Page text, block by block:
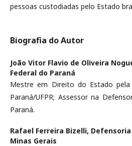
pessoas custodiadas pelo Estado
Biografia do Autor
João Vitor Flavio de Oliveira
Federal do Paraná
Mestre em Direito do Estado pela
Paraná/UFPR; Assessor na
Paraná.
Rafael Ferreira Bizelli,
Minas Gerais